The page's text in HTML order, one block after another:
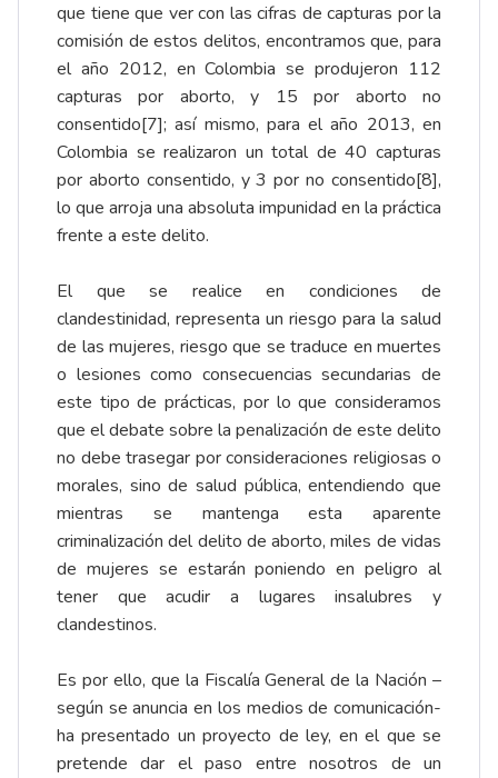
que tiene que ver con las cifras de capturas por la
comisión de estos delitos, encontramos que, para
el año 2012, en Colombia se produjeron 112
capturas por aborto, y 15 por aborto no
consentido[7]; así mismo, para el año 2013, en
Colombia se realizaron un total de 40 capturas
por aborto consentido, y 3 por no consentido[8],
lo que arroja una absoluta impunidad en la práctica
frente a este delito.
El que se realice en condiciones de
clandestinidad, representa un riesgo para la salud
de las mujeres, riesgo que se traduce en muertes
o lesiones como consecuencias secundarias de
este tipo de prácticas, por lo que consideramos
que el debate sobre la penalización de este delito
no debe trasegar por consideraciones religiosas o
morales, sino de salud pública, entendiendo que
mientras se mantenga esta aparente
criminalización del delito de aborto, miles de vidas
de mujeres se estarán poniendo en peligro al
tener que acudir a lugares insalubres y
clandestinos.
Es por ello, que la Fiscalía General de la Nación –
según se anuncia en los medios de comunicación-
ha presentado un proyecto de ley, en el que se
pretende dar el paso entre nosotros de un